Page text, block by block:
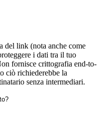
link (nota anche come
i dati tra il tuo
fornisce crittografia end-to-
ciò richiederebbe la
senza intermediari.